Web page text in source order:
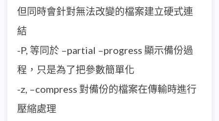
但同時會針對無法改變的檔案建立硬式連
結
-P, 等同於 –partial –progress 顯示備份過
程，只是為了把參數簡單化
-z, –compress 對備份的檔案在傳輸時進行
壓縮處理